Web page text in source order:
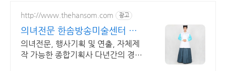
http://www.thehansom.com 광고
의녀전문 한솜방송미술센터 당
일 배송 및 수령가능!
의녀전문, 행사기획 및 연출, 자체제
작 가능한 종합기획사 다년간의 경험